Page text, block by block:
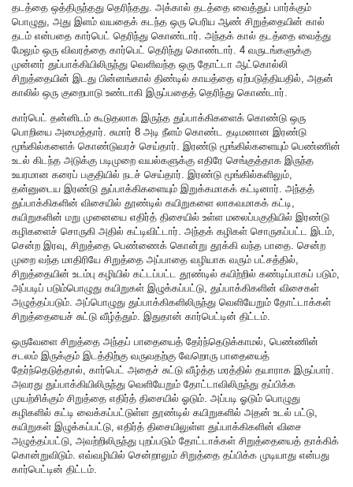
தடத்தை ஒத்திருந்தது தெரிந்தது. அக்கால் தடத்தை வைத்துப் பார்க்கும்
பொழுது, அது இளம் வயதைக் கடந்த ஒரு பெரிய ஆண் சிறுத்தையின் கால்
தடம் என்பதை கார்பெட் தெரிந்து கொண்டார். அந்தக் கால் தடத்தை வைத்து
மேலும் ஒரு விவரத்தை கார்பெட் தெரிந்து கொண்டார். 4 வருடங்களுக்கு
முன்னர் துப்பாக்கியிலிருந்து வெளிவந்த ஒரு தோட்டா ஆட்கொல்லி
சிறுத்தையின் இடது பின்னங்கால் திண்டில் காயத்தை ஏற்படுத்தியதில், அதன்
காலில் ஒரு குறைபாடு உண்டாகி இருப்பதைத் தெரிந்து கொண்டார்.
கார்பெட் தன்னிடம் கூடுதலாக இருந்த துப்பாக்கிகளைக் கொண்டு ஒரு
பொறியை அமைத்தார். சுமார் 8 அடி நீளம் கொண்ட தடிமனான இரண்டு
மூங்கில்களைக் கொண்டுவரச் செய்தார். இரண்டு மூங்கில்களையும் பெண்ணின்
உடல் கிடந்த அடுக்கு படிமுறை வயல்களுக்கு எதிரே செங்குத்தாக இருந்த
உயரமான கரைப் பகுதியில் நடச் செய்தார். இரண்டு மூங்கில்களிலும்,
தன்னுடைய இரண்டு துப்பாக்கிகளையும் இறுக்கமாகக் கட்டினார். அந்தத்
துப்பாக்கிகளின் விசையில் தூண்டில் கயிறுகளை லாகவமாகக் கட்டி,
கயிறுகளின் மறு முனையை எதிர்த் திசையில் உள்ள மலைப்பகுதியில் இரண்டு
கழிகளைச் சொருகி அதில் கட்டிவிட்டார். அந்தக் கழிகள் சொருகப்பட்ட இடம்,
சென்ற இரவு, சிறுத்தை பெண்ணைக் கொன்று தூக்கி வந்த பாதை. சென்ற
முறை வந்த மாதிரியே சிறுத்தை அப்பாதை வழியாக வரும் பட்சத்தில்,
சிறுத்தையின் உடம்பு கழியில் கட்டப்பட்ட தூண்டில் கயிற்றில் கண்டிப்பாகப் படும்,
அப்படிப் படும்பொழுது கயிறுகள் இழுக்கப்பட்டு, துப்பாக்கிகளின் விசைகள்
அழுத்தப்படும். அப்பொழுது துப்பாக்கிகளிலிருந்து வெளியேறும் தோட்டாக்கள்
சிறுத்தையைச் சுட்டு வீழ்த்தும். இதுதான் கார்பெட்டின் திட்டம்.
ஒருவேளை சிறுத்தை அந்தப் பாதையைத் தேர்ந்தெடுக்காமல், பெண்ணின்
சடலம் இருக்கும் இடத்திற்கு வருவதற்கு வேறொரு பாதையைத்
தேர்ந்தெடுத்தால், கார்பெட் அதைச் சுட்டு வீழ்த்த மரத்தில் தயாராக இருப்பார்.
அவரது துப்பாக்கியிலிருந்து வெளியேறும் தோட்டாவிலிருந்து தப்பிக்க
முயற்சிக்கும் சிறுத்தை எதிர்த் திசையில் ஓடும். அப்படி ஓடும் பொழுது
கழிகளில் கட்டி வைக்கப்பட்டுள்ள தூண்டில் கயிறுகளில் அதன் உடல் பட்டு,
கயிறுகள் இழுக்கப்பட்டு, எதிர்த் திசையிலுள்ள துப்பாக்கிகளின் விசை
அழுத்தப்பட்டு, அவற்றிலிருந்து புறப்படும் தோட்டாக்கள் சிறுத்தையைத் தாக்கிக்
கொன்றுவிடும். எவ்வழியில் சென்றாலும் சிறுத்தை தப்பிக்க முடியாது என்பது
கார்பெட்டின் திட்டம்.